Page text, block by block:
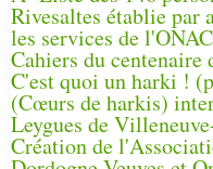
Rivesaltes établie par
les services de
Cahiers du
C'est quoi un harki !
(Cœurs de harkis)
Leygues de
Création de